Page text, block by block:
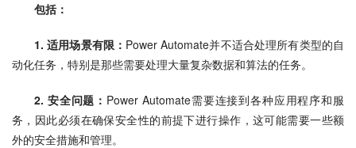
包括：
1. 适用场景有限： Power Automate并不适合处理所有类型的自
动化任务，特别是那些需要处理大量复杂数据和算法的任务。
2. 安全问题： Power Automate需要连接到各种应用程序和服
务，因此必须在确保安全性的前提下进行操作，这可能需要一些额
外的安全措施和管理。